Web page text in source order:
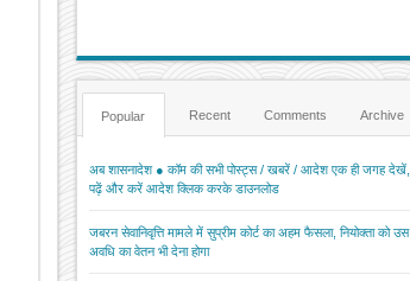
Popular Recent Comments Archive
अब शासनादेश ● कॉम की सभी पोस्ट्स / खबरें / आदेश एक ही जगह देखें,
पढ़ें और करें आदेश क्लिक करके डाउनलोड
जबरन सेवानिवृत्ति मामले में सुप्रीम कोर्ट का अहम फैसला, नियोक्ता को उस
अवधि का वेतन भी देना होगा